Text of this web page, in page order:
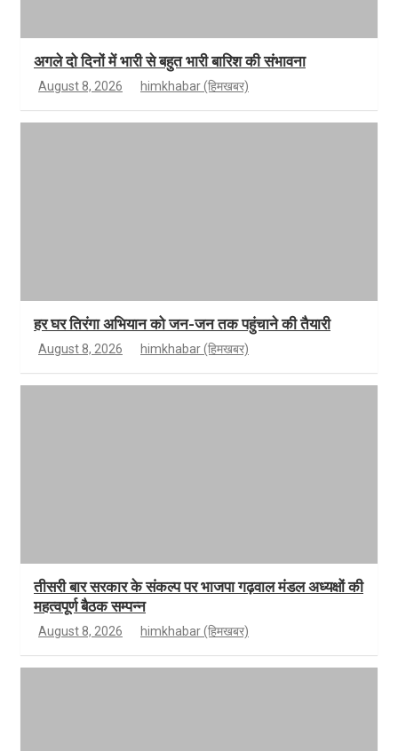
अगले दो दिनों में भारी से बहुत भारी बारिश की संभावना
August 8, 2026 himkhabar (हिमखबर)
हर घर तिरंगा अभियान को जन-जन तक पहुंचाने की तैयारी
August 8, 2026 himkhabar (हिमखबर)
तीसरी बार सरकार के संकल्प पर भाजपा गढ़वाल मंडल अध्यक्षों की
महत्वपूर्ण बैठक सम्पन्न
August 8, 2026 himkhabar (हिमखबर)